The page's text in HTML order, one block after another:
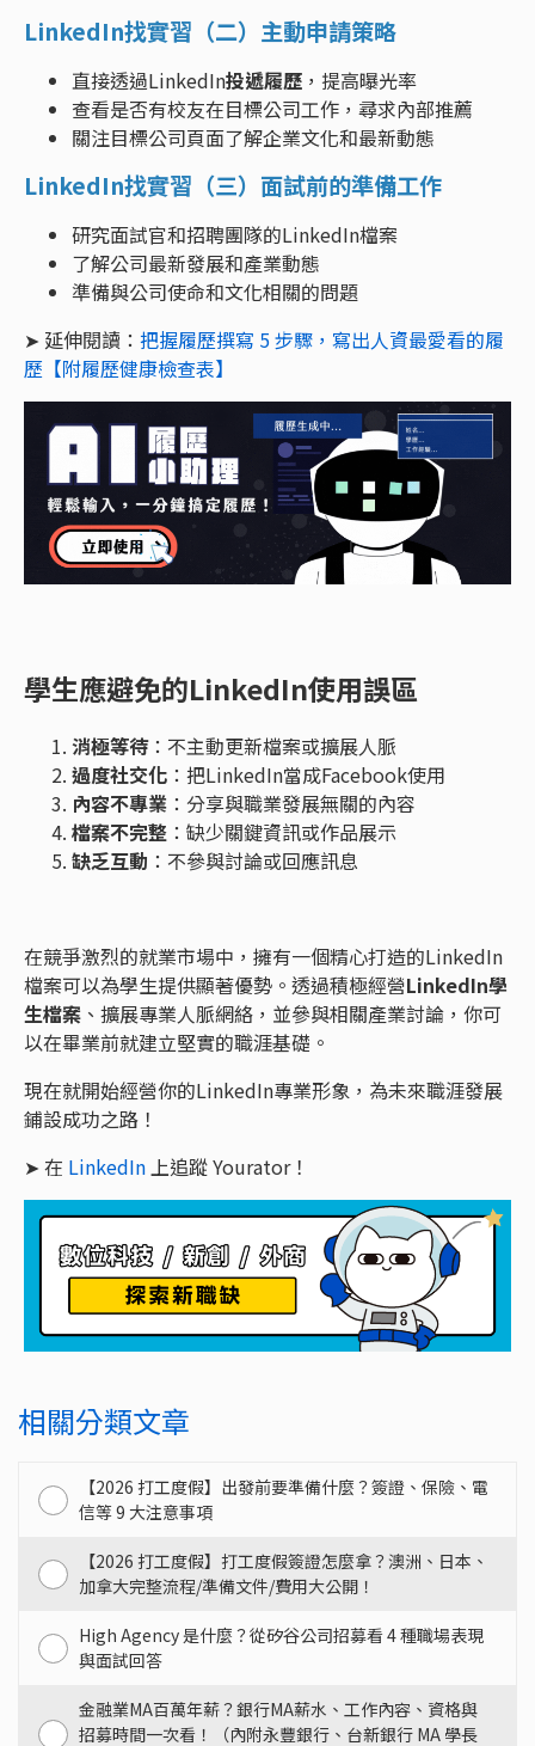
LinkedIn找實習（二）主動申請策略
直接透過LinkedIn投遞履歷 ，提高曝光率
查看是否有校友在目標公司工作，尋求內部推薦
關注目標公司頁面了解企業文化和最新動態
LinkedIn找實習（三）面試前的準備工作
研究面試官和招聘團隊的LinkedIn檔案
了解公司最新發展和產業動態
準備與公司使命和文化相關的問題
➤ 延伸閱讀： 把握履歷撰寫 5 步驟，寫出人資最愛看的履
歷【附履歷健康檢查表】
學生應避免的LinkedIn使用誤區
消極等待：不主動更新檔案或擴展人脈
過度社交化 ：把LinkedIn當成Facebook使用
內容不專業 ：分享與職業發展無關的內容
檔案不完整 ：缺少關鍵資訊或作品展示
缺乏互動 ：不參與討論或回應訊息
在競爭激烈的就業市場中，擁有一個精心打造的LinkedIn
檔案可以為學生提供顯著優勢。透過積極經營LinkedIn學
生檔案 、擴展專業人脈網絡，並參與相關產業討論，你可
以在畢業前就建立堅實的職涯基礎。
現在就開始經營你的LinkedIn專業形象，為未來職涯發展
鋪設成功之路！
➤ 在 LinkedIn 上追蹤 Yourator！
相關分類文章
【2026 打工度假】出發前要準備什麼？簽證、保險、電
信等 9 大注意事項
【2026 打工度假】打工度假簽證怎麼拿？澳洲、日本、
加拿大完整流程/準備文件/費用大公開！
High Agency 是什麼？從矽谷公司招募看 4 種職場表現
與面試回答
金融業MA百萬年薪？銀行MA薪水、工作內容、資格與
招募時間一次看！（內附永豐銀行、台新銀行 MA 學長